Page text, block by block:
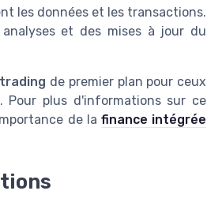
les données et les transactions.
et des mises à jour du
de premier plan pour ceux
Pour plus d'informations sur ce
de la finance intégrée